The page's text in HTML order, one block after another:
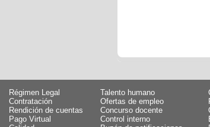
Régimen Legal
Talento humano
Contratación
Ofertas de empleo
Rendición de cuentas
Concurso docente
Pago Virtual
Control interno